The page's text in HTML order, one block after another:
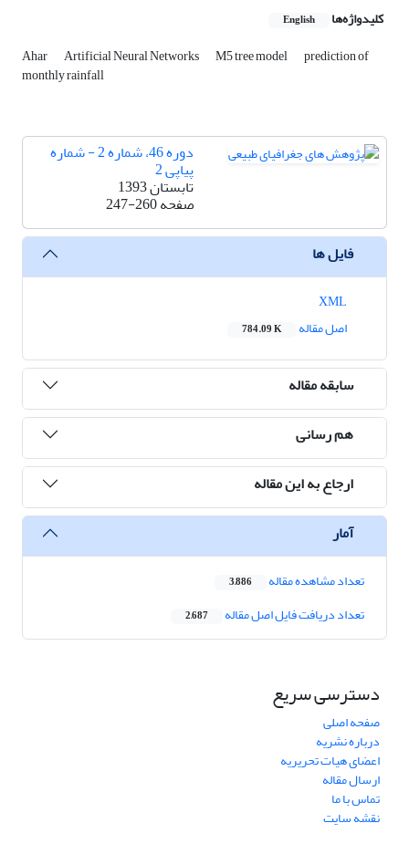
کلیدواژه‌ها English
Ahar Artificial Neural Networks M5 tree model prediction of
monthly rainfall
دوره 46، شماره 2 - شماره
پیاپی 2
تابستان 1393
صفحه247-260
فایل ها
اصل مقاله
784.09 K
سابقه مقاله
هم رسانی
ارجاع به این مقاله
آمار
تعداد مشاهده مقاله 3,886
تعداد دریافت فایل اصل مقاله 2,687
دسترسی سریع
صفحه اصلی
درباره نشریه
اعضای هیات تحریریه
ارسال مقاله
تماس با ما
نقشه سایت